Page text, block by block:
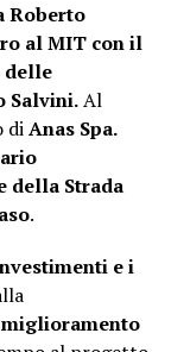
Roberto
al MIT con il
Salvini.Al
diAnas Spa.
della Strada
.
e i
miglioramento